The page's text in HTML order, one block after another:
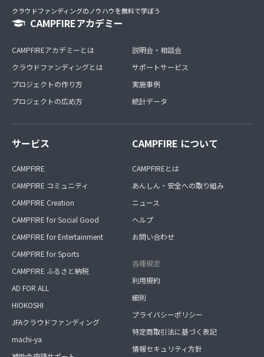
クラウドファンディングのノウハウを無料で学ぼう
CAMPFIREアカデミー
CAMPFIREアカデミーとは
クラウドファンディングとは
プロジェクトの作り方
プロジェクトの広め方
説明会・相談会
サポートサービス
実施事例
統計データ
サービス
CAMPFIRE
CAMPFIRE コミュニティ
CAMPFIRE Creation
CAMPFIRE for Social Good
CAMPFIRE for Entertainment
CAMPFIRE for Sports
CAMPFIRE ふるさと納税
AD FOR ALL
HIOKOSHI
JFAクラウドファンディング
machi-ya
CAMPFIRE について
CAMPFIREとは
あんしん・安全への取り組み
ニュース
ヘルプ
お問い合わせ
各種規定
利用規約
細則
プライバシーポリシー
特定商取引法に基づく表記
情報セキュリティ方針